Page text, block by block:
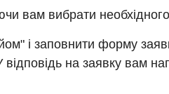
вам вибрати
і заповнити форму
на заявку вам